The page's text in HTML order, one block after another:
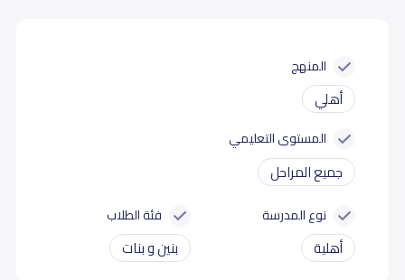
المنهج
أهلي
المستوى التعليمي
جميع المراحل
نوع المدرسة
أهلية
فئة الطلاب
بنين و بنات